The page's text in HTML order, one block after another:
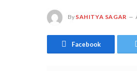
By SAHITYA SAGAR
Facebook